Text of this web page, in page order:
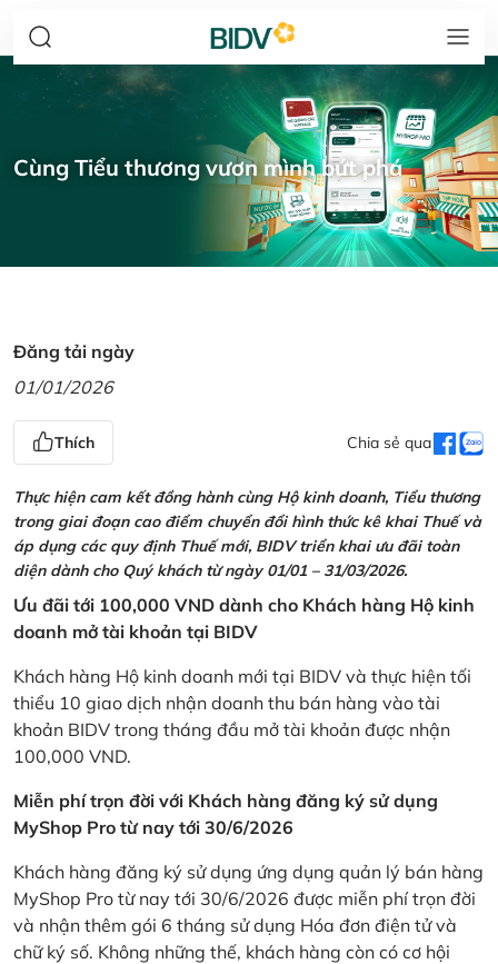
Cùng Tiểu thương vươn mình bứt phá
Đăng tải ngày
01/01/2026
Thích Chia sẻ qua
Thực hiện cam kết đồng hành cùng Hộ kinh doanh, Tiểu thương
trong giai đoạn cao điểm chuyển đổi hình thức kê khai Thuế và
áp dụng các quy định Thuế mới, BIDV triển khai ưu đãi toàn
diện dành cho Quý khách từ ngày 01/01 – 31/03/2026.
Ưu đãi tới 100,000 VND dành cho Khách hàng Hộ kinh
doanh mở tài khoản tại BIDV
Khách hàng Hộ kinh doanh mới tại BIDV và thực hiện tối
thiểu 10 giao dịch nhận doanh thu bán hàng vào tài
khoản BIDV trong tháng đầu mở tài khoản được nhận
100,000 VND.
Miễn phí trọn đời với Khách hàng đăng ký sử dụng
MyShop Pro từ nay tới 30/6/2026
Khách hàng đăng ký sử dụng ứng dụng quản lý bán hàng
MyShop Pro từ nay tới 30/6/2026 được miễn phí trọn đời
và nhận thêm gói 6 tháng sử dụng Hóa đơn điện tử và
chữ ký số. Không những thế, khách hàng còn có cơ hội